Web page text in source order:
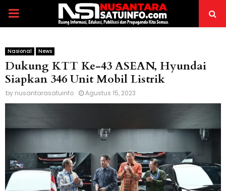
PRIMARY
Nasional News
Dukung KTT Ke-43 ASEAN, Hyundai
Siapkan 346 Unit Mobil Listrik
by nusantarasatuinfo Agustus 15, 2023